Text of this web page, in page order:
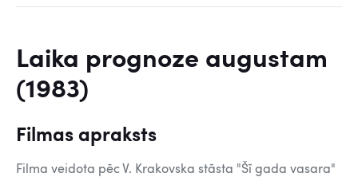
Laika prognoze augustam
(1983)
Filmas apraksts
Filma veidota pēc V. Krakovska stāsta "Šī gada vasara"